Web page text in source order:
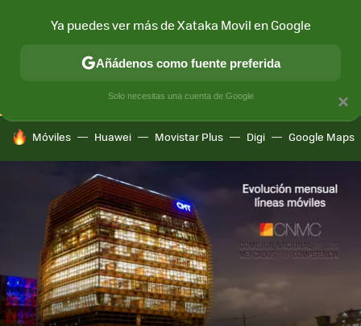
CONECTIVIDAD MÓVIL Y SOCIEDAD APLICACIONES
HOY SE HABLA DE
Móviles Huawei Movistar Plus Digi Google Maps
×
Ya puedes ver más de Xataka Movil en Google
Añádenos como fuente preferida
Solo necesitas una cuenta de Google